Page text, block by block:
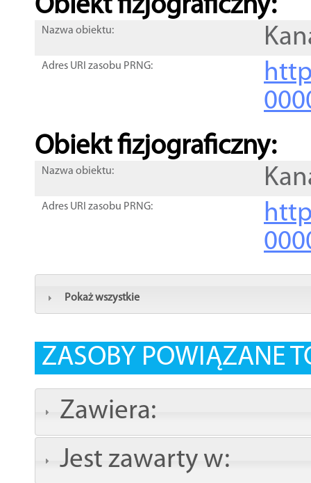
Obiekt fizjograficzny:
Nazwa obiektu:
Adres URI zasobu PRNG:
Obiekt fizjograficzny:
Nazwa obiektu:
Adres URI zasobu PRNG:
Pokaż wszystkie
ZASOBY POWIĄZANE
Zawiera:
Jest zawarty w: